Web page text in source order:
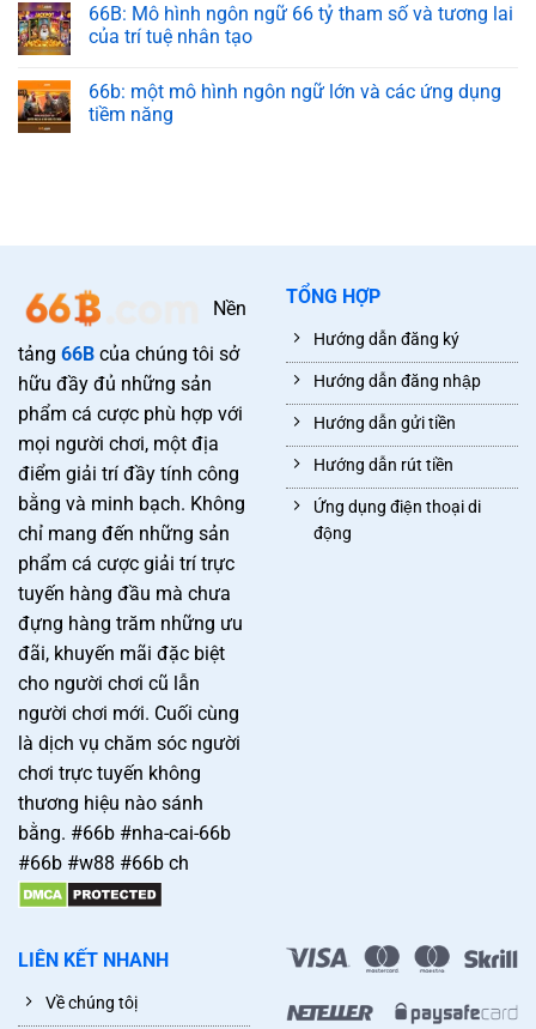
66B: Mô hình ngôn ngữ 66 tỷ tham số và tương lai
của trí tuệ nhân tạo
66b: một mô hình ngôn ngữ lớn và các ứng dụng
tiềm năng
Nền
tảng 66B của chúng tôi sở
hữu đầy đủ những sản
phẩm cá cược phù hợp với
mọi người chơi, một địa
điểm giải trí đầy tính công
bằng và minh bạch. Không
chỉ mang đến những sản
phẩm cá cược giải trí trực
tuyến hàng đầu mà chưa
đựng hàng trăm những ưu
đãi, khuyến mãi đặc biệt
cho người chơi cũ lẫn
người chơi mới. Cuối cùng
là dịch vụ chăm sóc người
chơi trực tuyến không
thương hiệu nào sánh
bằng. #66b #nha-cai-66b
#66b #w88 #66b ch
TỔNG HỢP
Hướng dẫn đăng ký
Hướng dẫn đăng nhập
Hướng dẫn gửi tiền
Hướng dẫn rút tiền
Ứng dụng điện thoại di
động
LIÊN KẾT NHANH
Về chúng tôị